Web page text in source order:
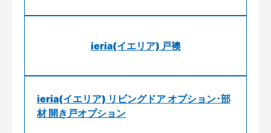
ieria(イエリア) 戸襖
ieria(イエリア) リビングドア オプション･部
材 開き戸オプション